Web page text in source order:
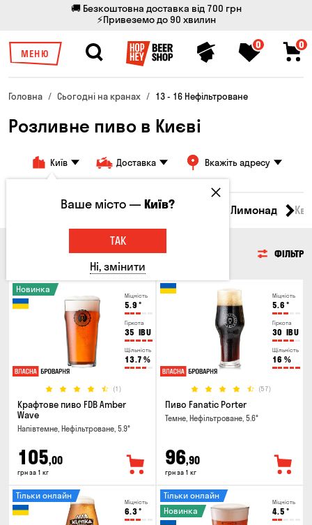
🚚 Безкоштовна доставка від 700 грн
⚡Привеземо до 90 хвилин
МЕНЮ
0 0
Головна Сьогодні на кранах 13 - 16 Нефільтроване
Розливне пиво в Києві
Київ Доставка Вкажіть адресу
Всі товари Пиво Сидр Лимонад
ФІЛЬТР
Міцність
5.9 °
Гіркота
35 IBU
Щільність
13.7 %
(1)
Новинка
Крафтове пиво FDB Amber
Wave
Напівтемне, Нефільтроване, 5.9°
105,00
грн за 1 кг
Міцність
5.6 °
Гіркота
30 IBU
Щільність
16 %
(57)
Пиво Fanatic Porter
Темне, Нефільтроване, 5.6°
96,90
грн за 1 кг
Міцність
6.3°
Тільки онлайн
Міцність
4.5 °
Тільки онлайн
Новинка
Ваше місто —Київ?
ТАК
Ні, змінити